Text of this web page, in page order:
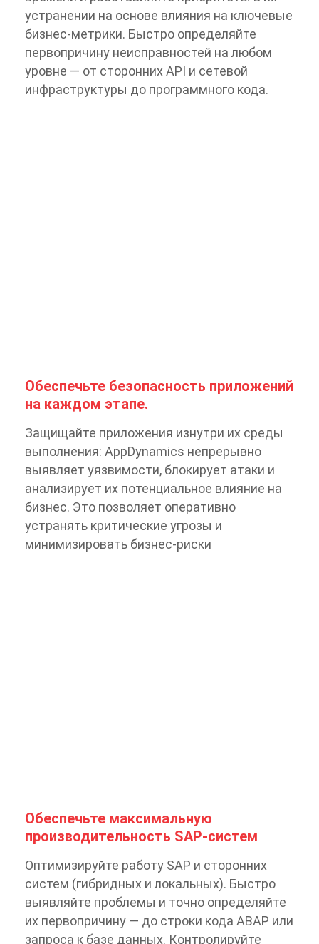
устранении на основе влияния на ключевые
бизнес-метрики. Быстро определяйте
первопричину неисправностей на любом
уровне — от сторонних API и сетевой
инфраструктуры до программного кода.
Обеспечьте безопасность приложений
на каждом этапе.
Защищайте приложения изнутри их среды
выполнения: AppDynamics непрерывно
выявляет уязвимости, блокирует атаки и
анализирует их потенциальное влияние на
бизнес. Это позволяет оперативно
устранять критические угрозы и
минимизировать бизнес-риски
Обеспечьте максимальную
производительность SAP-систем
Оптимизируйте работу SAP и сторонних
систем (гибридных и локальных). Быстро
выявляйте проблемы и точно определяйте
их первопричину — до строки кода ABAP или
запроса к базе данных. Контролируйте